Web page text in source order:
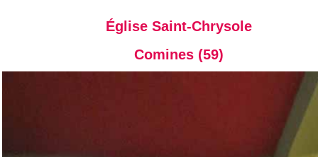
Église Saint-Chrysole
Comines (59)